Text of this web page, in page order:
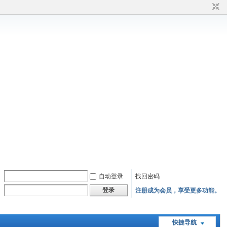
自动登录
找回密码
登录
注册成为会员，享受更多功能。
快捷导航